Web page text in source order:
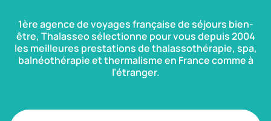
1ère agence de voyages française de séjours bien-
être, Thalasseo sélectionne pour vous depuis 2004
les meilleures prestations de thalassothérapie, spa,
balnéothérapie et thermalisme en France comme à
l’étranger.